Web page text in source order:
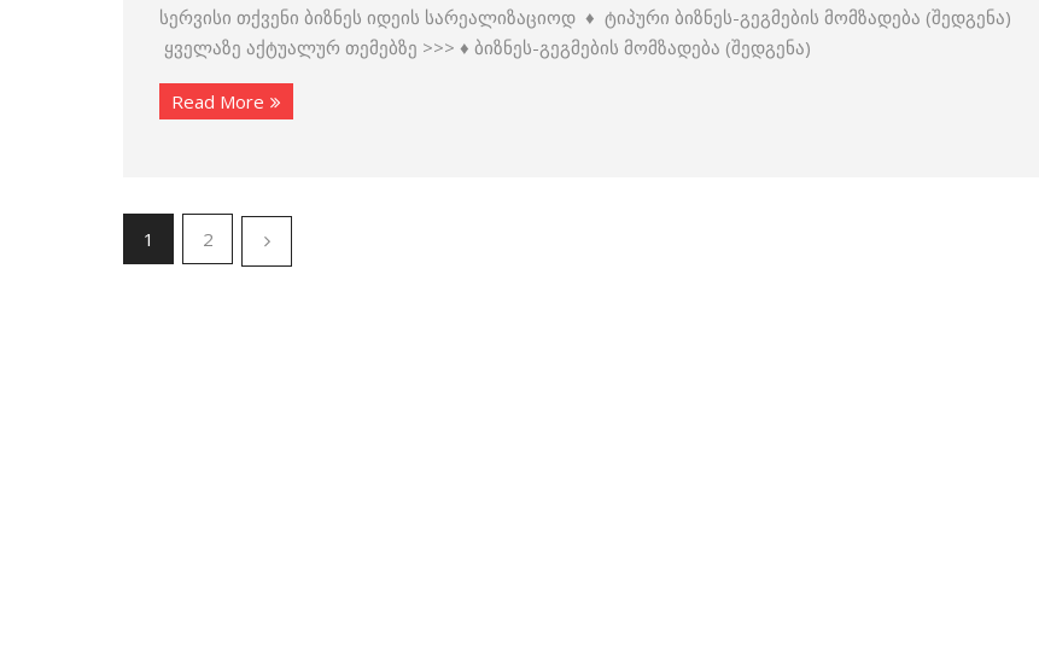
სერვისი თქვენი ბიზნეს იდეის სარეალიზაციოდ ♦ ტიპური ბიზნეს-გეგმების მომზადება (შედგენა)
ყველაზე აქტუალურ თემებზე >>> ♦ ბიზნეს-გეგმების მომზადება (შედგენა)
Read More
1 2